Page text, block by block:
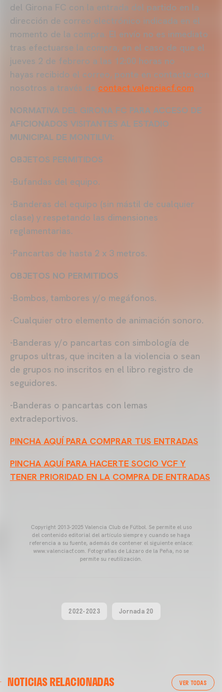
del Girona FC con la entrada del partido en la
dirección de correo electrónico indicada en el
momento de la compra. El envío no es inmediato
tras efectuarse la compra, en el caso de que el
jueves 2 de febrero a las 12:00 horas no
hayas recibido el correo, ponte en contacto con
nosotros a través de contact.valenciacf.com.
NORMATIVA DEL GIRONA FC PARA ACCESO DE
AFICIONADOS VISITANTES AL ESTADIO
MUNICIPAL DE MONTILIVI:
OBJETOS PERMITIDOS
-Bufandas del equipo.
-Banderas del equipo (sin mástil de cualquier
clase) y respetando las dimensiones
reglamentarias.
-Pancartas de hasta 2 x 3 metros.
OBJETOS NO PERMITIDOS
-Bombos, tambores y/o megáfonos.
-Cualquier otro elemento de animación sonoro.
-Banderas y/o pancartas con simbología de
grupos ultras, que inciten a la violencia o sean
de grupos no inscritos en el libro registro de
seguidores.
-Banderas o pancartas con lemas
extradeportivos.
PINCHA AQUÍ PARA COMPRAR TUS ENTRADAS
PINCHA AQUÍ PARA HACERTE SOCIO VCF Y
TENER PRIORIDAD EN LA COMPRA DE ENTRADAS
Copyright 2013-2025 Valencia Club de Fútbol. Se permite el uso
del contenido editorial del artículo siempre y cuando se haga
referencia a su fuente, además de contener el siguiente enlace:
www.valenciacf.com. Fotografías de Lázaro de la Peña, no se
permite su reutilización.
2022-2023 Jornada 20
NOTICIAS RELACIONADAS VER TODAS
ENTRENAMIENTO DEL VALENCIA CF 04/03/26